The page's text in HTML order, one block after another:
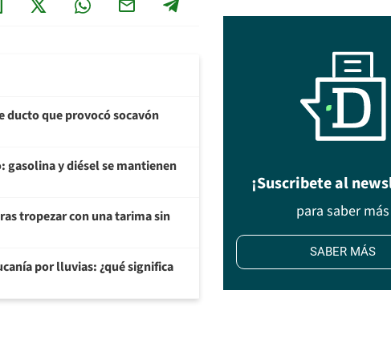
ducto que provocó socavón
gasolina y diésel se mantienen
tropezar con una tarima sin
por lluvias: ¿qué significa
¡Suscribete al
para saber más
SABER MÁS